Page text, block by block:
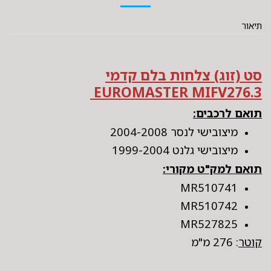
תיאור
סט (זוג) צלחות בלם קדמי
EUROMASTER MIFV276.3
תואם לרכבים:
מיצובישי לנסר 2004-2008
מיצובישי גלנט 1999-2004
תואם למק"ט מקורי:
MR510741
MR510742
MR527825
קוטר: 276 מ"מ